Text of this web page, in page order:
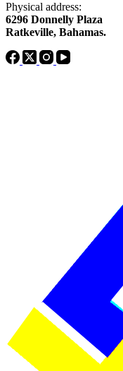
Physical address:
​6296 Donnelly Plaza
Ratkeville, ​Bahamas.